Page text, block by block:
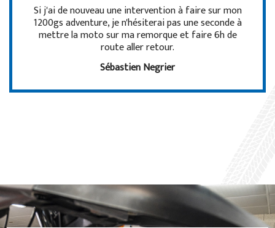
Si j'ai de nouveau une intervention à faire sur mon
1200gs adventure, je n'hésiterai pas une seconde à
mettre la moto sur ma remorque et faire 6h de
route aller retour.
Sébastien Negrier